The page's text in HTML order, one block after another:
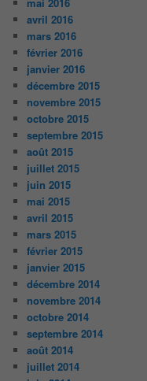
avril 2016
mars 2016
février 2016
janvier 2016
décembre 2015
novembre 2015
octobre 2015
septembre 2015
août 2015
juillet 2015
juin 2015
mai 2015
avril 2015
mars 2015
février 2015
janvier 2015
décembre 2014
novembre 2014
octobre 2014
septembre 2014
août 2014
juillet 2014